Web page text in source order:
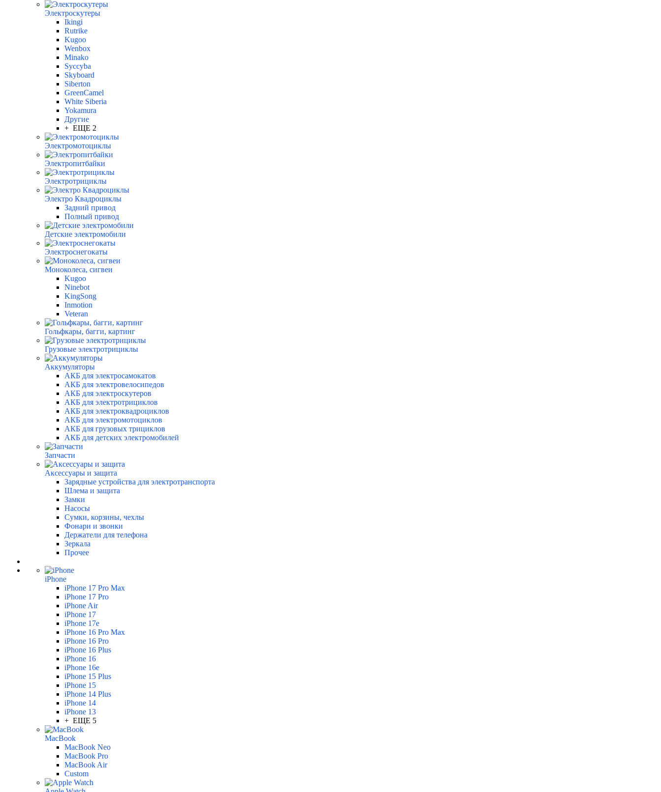
Электроскутеры
Ikingi
Rutrike
Kugoo
Wenbox
Minako
Syccyba
Skyboard
Siberton
GreenCamel
White Siberia
Yokamura
Другие
+ ЕЩЕ 2
Электромотоциклы
Электропитбайки
Электротрициклы
Электро Квадроциклы
Задний привод
Полный привод
Детские электромобили
Электроснегокаты
Моноколеса, сигвеи
Kugoo
Ninebot
KingSong
Inmotion
Veteran
Гольфкары, багги, картинг
Грузовые электротрициклы
Аккумуляторы
АКБ для электросамокатов
АКБ для электровелосипедов
АКБ для электроскутеров
АКБ для электротрициклов
АКБ для электроквадроциклов
АКБ для электромотоциклов
АКБ для грузовых трициклов
АКБ для детских электромобилей
Запчасти
Аксессуары и защита
Зарядные устройства для электротранспорта
Шлема и защита
Замки
Насосы
Сумки, корзины, чехлы
Фонари и звонки
Держатели для телефона
Зеркала
Прочее
iPhone
iPhone 17 Pro Max
iPhone 17 Pro
iPhone Air
iPhone 17
iPhone 17e
iPhone 16 Pro Max
iPhone 16 Pro
iPhone 16 Plus
iPhone 16
iPhone 16e
iPhone 15 Plus
iPhone 15
iPhone 14 Plus
iPhone 14
iPhone 13
+ ЕЩЕ 5
MacBook
MacBook Neo
MacBook Pro
MacBook Air
Custom